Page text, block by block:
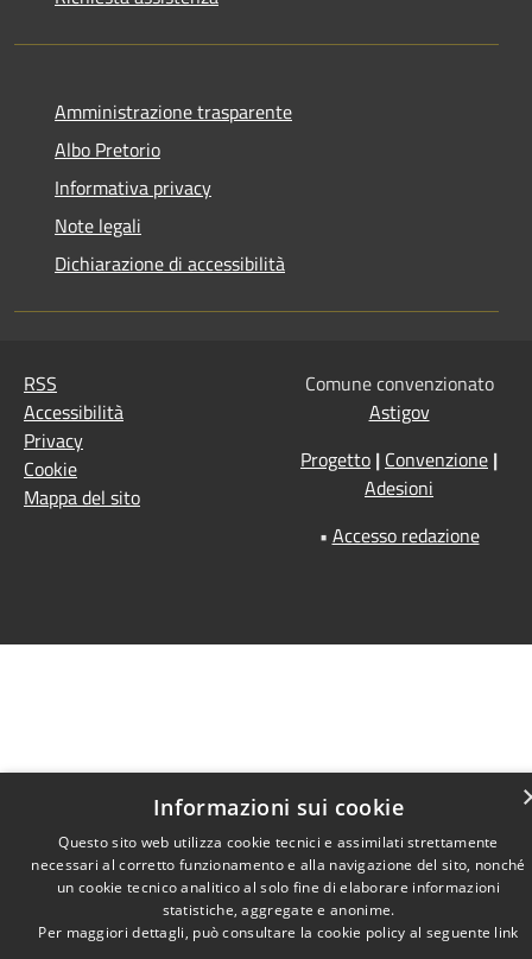
Amministrazione trasparente
Albo Pretorio
Informativa privacy
Note legali
Dichiarazione di accessibilità
RSS
Accessibilità
Privacy
Cookie
Mappa del sito
Comune convenzionato
Astigov
Progetto | Convenzione |
Adesioni
• Accesso redazione
Informazioni sui cookie
Questo sito web utilizza cookie tecnici e assimilati strettamente
necessari al corretto funzionamento e alla navigazione del sito, nonché
un cookie tecnico analitico al solo fine di elaborare informazioni
statistiche, aggregate e anonime.
Per maggiori dettagli, può consultare la cookie policy al seguente link